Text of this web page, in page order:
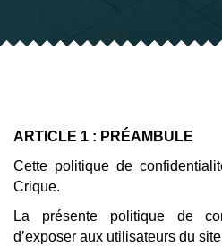
ARTICLE 1 : PRÉAMBULE
Cette politique de
Crique.
La présente politique de
d’exposer aux utilisateurs du site